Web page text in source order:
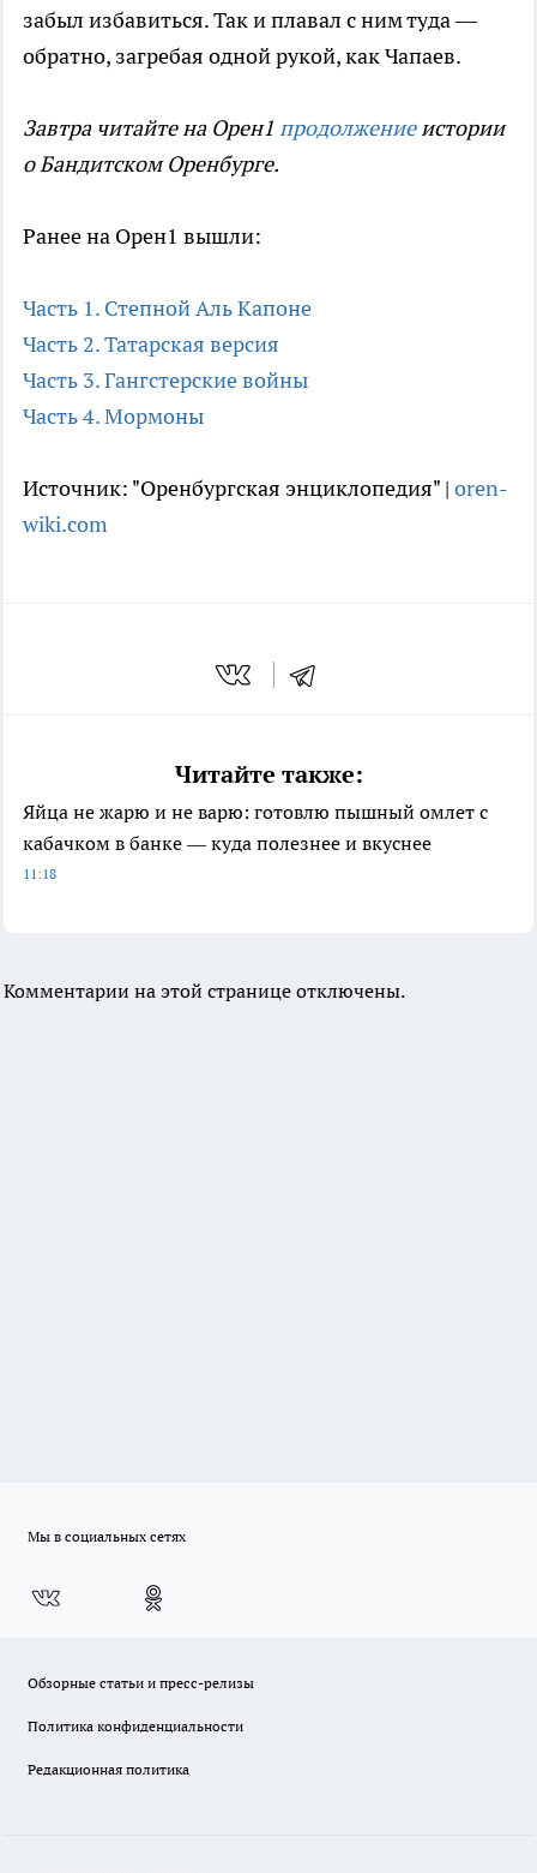
забыл избавиться. Так и плавал с ним туда —
обратно, загребая одной рукой, как Чапаев.
Завтра читайте на Орен1 продолжениеистории
о Бандитском Оренбурге.
Ранее на Орен1 вышли:
Часть 1. Степной Аль Капоне
Часть 2. Татарская версия
Часть 3. Гангстерские войны
Часть 4. Мормоны
Источник: "Оренбургская энциклопедия" | oren-
wiki.com
Читайте также:
Яйца не жарю и не варю: готовлю пышный омлет с
кабачком в банке — куда полезнее и вкуснее
11:18
Комментарии на этой странице отключены.
Мы в социальных сетях
Обзорные статьи и пресс-релизы
Политика конфиденциальности
Редакционная политика